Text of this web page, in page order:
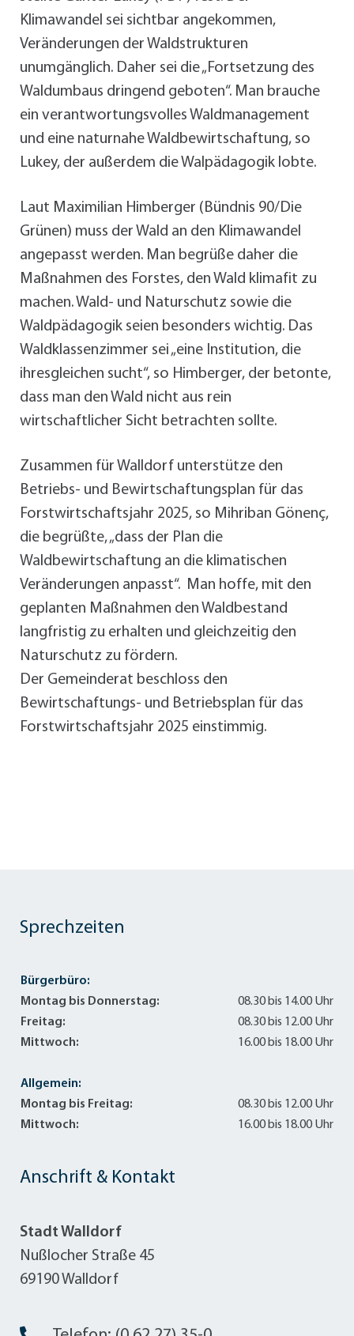
Klimawandel sei sichtbar angekommen,
Veränderungen der Waldstrukturen
unumgänglich. Daher sei die „Fortsetzung des
Waldumbaus dringend geboten“. Man brauche
ein verantwortungsvolles Waldmanagement
und eine naturnahe Waldbewirtschaftung, so
Lukey, der außerdem die Walpädagogik lobte.
Laut Maximilian Himberger (Bündnis 90/Die
Grünen) muss der Wald an den Klimawandel
angepasst werden. Man begrüße daher die
Maßnahmen des Forstes, den Wald klimafit zu
machen. Wald- und Naturschutz sowie die
Waldpädagogik seien besonders wichtig. Das
Waldklassenzimmer sei „eine Institution, die
ihresgleichen sucht“, so Himberger, der betonte,
dass man den Wald nicht aus rein
wirtschaftlicher Sicht betrachten sollte.
Zusammen für Walldorf unterstütze den
Betriebs- und Bewirtschaftungsplan für das
Forstwirtschaftsjahr 2025, so Mihriban Gönenç,
die begrüßte, „dass der Plan die
Waldbewirtschaftung an die klimatischen
Veränderungen anpasst“. Man hoffe, mit den
geplanten Maßnahmen den Waldbestand
langfristig zu erhalten und gleichzeitig den
Naturschutz zu fördern.
Der Gemeinderat beschloss den
Bewirtschaftungs- und Betriebsplan für das
Forstwirtschaftsjahr 2025 einstimmig.
Anschrift & Kontakt
Stadt Walldorf
Nußlocher Straße 45
69190 Walldorf
Sprechzeiten
Bürgerbüro:
Montag bis Donnerstag:
08.30 bis 14.00 Uhr
Freitag:
08.30 bis 12.00 Uhr
Mittwoch:
16.00 bis 18.00 Uhr
Allgemein:
Montag bis Freitag:
08.30 bis 12.00 Uhr
Mittwoch:
16.00 bis 18.00 Uhr